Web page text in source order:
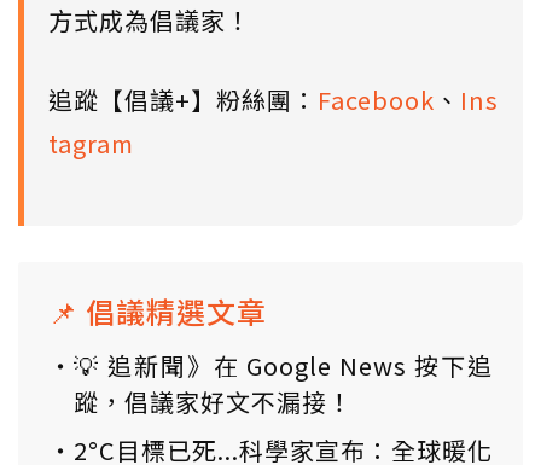
方式成為倡議家！
追蹤【倡議+】粉絲團： Facebook 、 Ins
tagram
📌 倡議精選文章
💡 追新聞》在 Google News 按下追
蹤，倡議家好文不漏接！
2°C目標已死...科學家宣布：全球暖化